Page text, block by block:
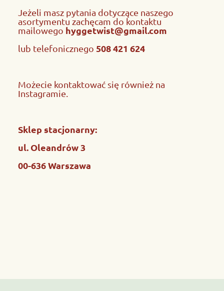
Jeżeli masz pytania dotyczące naszego
asortymentu zachęcam do kontaktu
mailowego hyggetwist@gmail.com
lub telefonicznego 508 421 624
Możecie kontaktować się również na
Instagramie.
Sklep stacjonarny:
ul. Oleandrów 3
00-636 Warszawa